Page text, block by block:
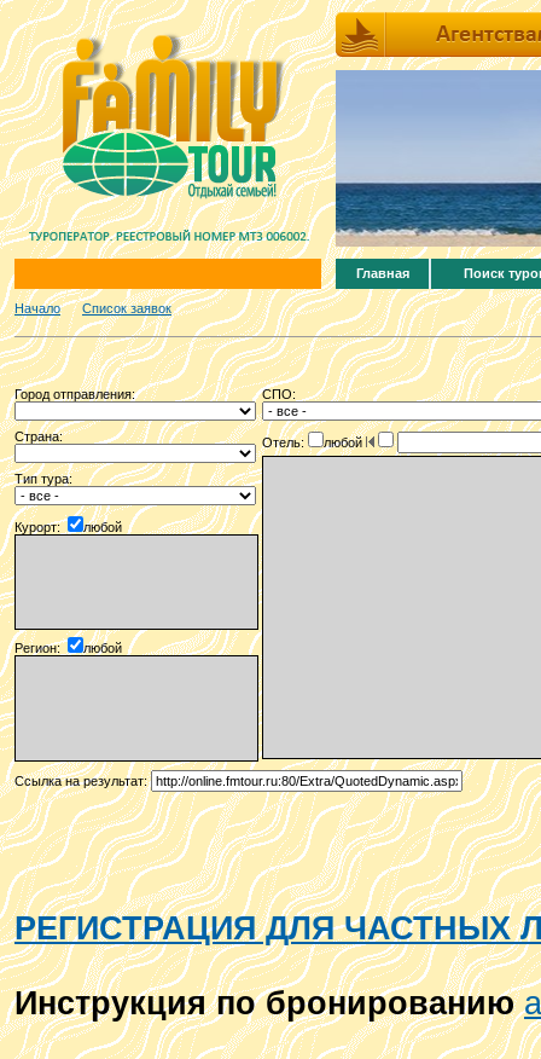
Главная Поиск
Начало Список заявок
Город отправления:
Страна:
Тип тура:
Курорт: любой
Регион: любой
СПО:
Отель: любой
Ссылка на результат:
РЕГИСТРАЦИЯ ДЛЯ ЧАСТНЫХ
Инструкция по бронированию